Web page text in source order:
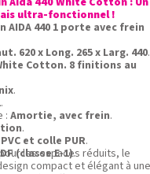
ultra-fonctionnel !
AIDA 440 1 porte avec frein
620 x Long. 265 x Larg. 440.
Cotton. 8 finitions au
.
.
: Amortie, avec frein.
.
PVC et colle PUR.
(classe E-1).
les espaces réduits, le
compact et élégant à une